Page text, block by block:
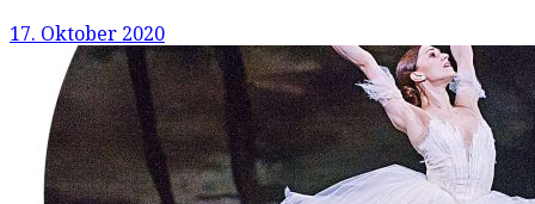
17. Oktober 2020